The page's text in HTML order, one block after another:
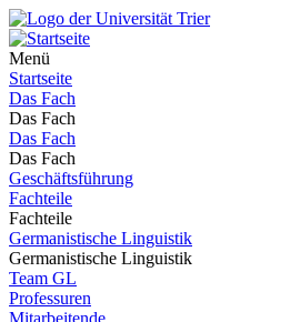
Menü
Startseite
Das Fach
Das Fach
Das Fach
Das Fach
Geschäftsführung
Fachteile
Fachteile
Germanistische Linguistik
Germanistische Linguistik
Team GL
Professuren
Mitarbeitende